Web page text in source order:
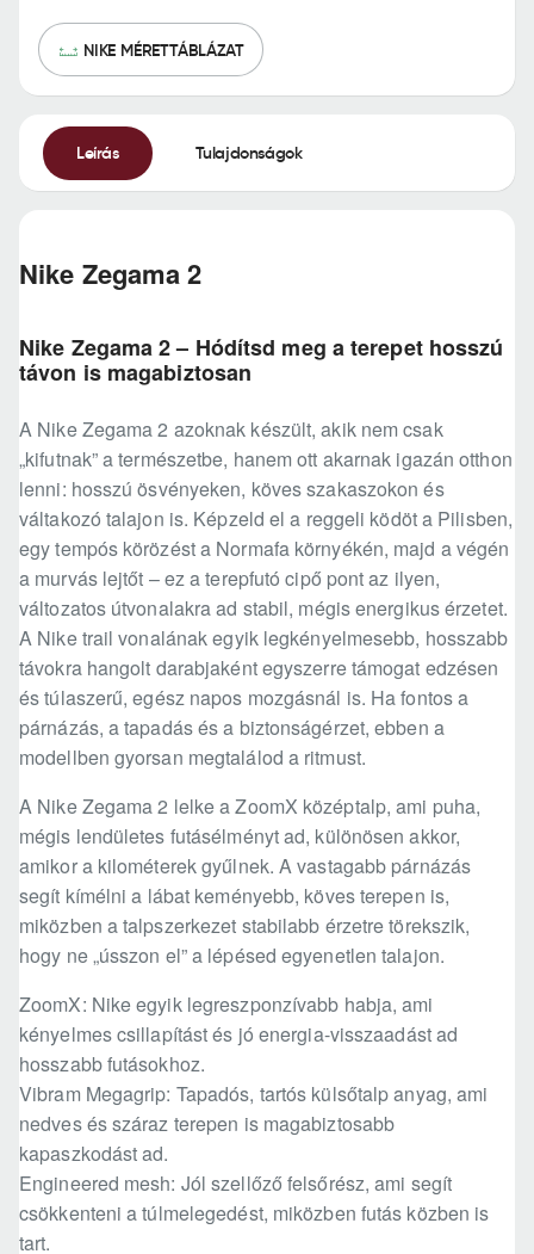
NIKE MÉRETTÁBLÁZAT
Leírás Tulajdonságok
Nike Zegama 2
Nike Zegama 2 – Hódítsd meg a terepet hosszú
távon is magabiztosan
A Nike Zegama 2 azoknak készült, akik nem csak
„kifutnak” a természetbe, hanem ott akarnak igazán otthon
lenni: hosszú ösvényeken, köves szakaszokon és
váltakozó talajon is. Képzeld el a reggeli ködöt a Pilisben,
egy tempós körözést a Normafa környékén, majd a végén
a murvás lejtőt – ez a terepfutó cipő pont az ilyen,
változatos útvonalakra ad stabil, mégis energikus érzetet.
A Nike trail vonalának egyik legkényelmesebb, hosszabb
távokra hangolt darabjaként egyszerre támogat edzésen
és túlaszerű, egész napos mozgásnál is. Ha fontos a
párnázás, a tapadás és a biztonságérzet, ebben a
modellben gyorsan megtalálod a ritmust.
A Nike Zegama 2 lelke a ZoomX középtalp, ami puha,
mégis lendületes futásélményt ad, különösen akkor,
amikor a kilométerek gyűlnek. A vastagabb párnázás
segít kímélni a lábat keményebb, köves terepen is,
miközben a talpszerkezet stabilabb érzetre törekszik,
hogy ne „ússzon el” a lépésed egyenetlen talajon.
ZoomX: Nike egyik legreszponzívabb habja, ami
kényelmes csillapítást és jó energia-visszaadást ad
hosszabb futásokhoz.
Vibram Megagrip: Tapadós, tartós külsőtalp anyag, ami
nedves és száraz terepen is magabiztosabb
kapaszkodást ad.
Engineered mesh: Jól szellőző felsőrész, ami segít
csökkenteni a túlmelegedést, miközben futás közben is
tart.